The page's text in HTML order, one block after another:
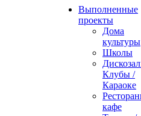
Выполненные
проекты
Дома
культуры
Школы
Клубы /
Караоке
кафе